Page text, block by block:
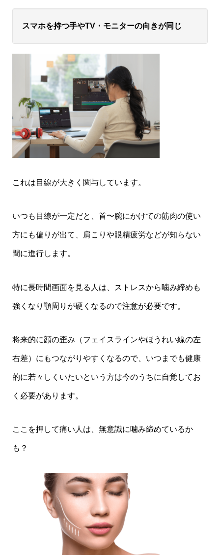
スマホを持つ手やTV・モニターの向きが同じ
これは目線が大きく関与しています。
いつも目線が一定だと、首〜腕にかけての筋肉の使い
方にも偏りが出て、肩こりや眼精疲労などが知らない
間に進行します。
特に長時間画面を見る人は、ストレスから噛み締めも
強くなり顎周りが硬くなるので注意が必要です。
将来的に顔の歪み（フェイスラインやほうれい線の左
右差）にもつながりやすくなるので、いつまでも健康
的に若々しくいたいという方は今のうちに自覚してお
く必要があります。
ここを押して痛い人は、無意識に噛み締めているか
も？